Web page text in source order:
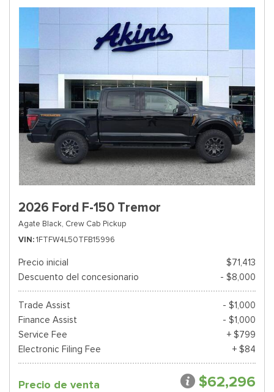
2026 Ford F-150 Tremor
Agate Black, Crew Cab Pickup
VIN 1FTFW4L50TFB15996
Precio inicial
$71,413
Descuento del concesionario
- $8,000
Trade Assist
- $1,000
Finance Assist
- $1,000
Service Fee
+ $799
Electronic Filing Fee
+ $84
Precio de venta $62,296